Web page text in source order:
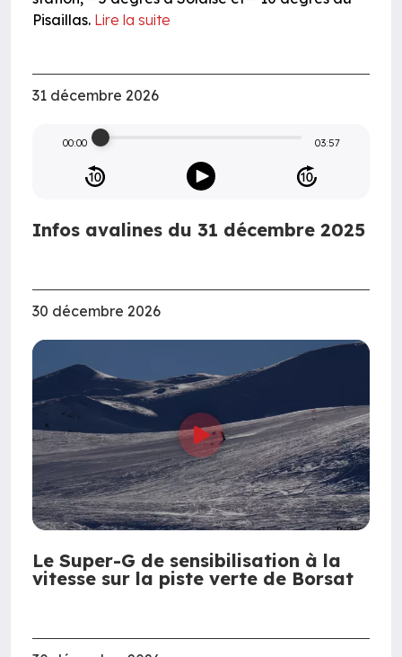
Pisaillas. Lire la suite
31 décembre 2026
00:00 03:57
Infos avalines du 31 décembre 2025
30 décembre 2026
Le Super-G de sensibilisation à la
vitesse sur la piste verte de Borsat